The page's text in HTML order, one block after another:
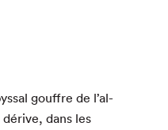
gouf­fre de l’al­
dans les